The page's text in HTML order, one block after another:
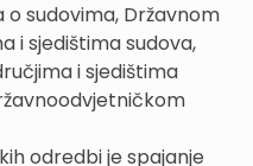
o sudovima, Državnom
i sjedištima sudova,
i sjedištima
odredbi je spajanje